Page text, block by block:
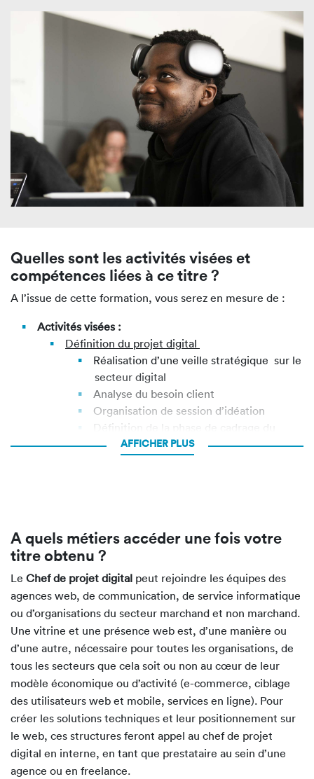
Quelles sont les activités visées et
compétences liées à ce titre ?
A l’issue de cette formation, vous serez en mesure de :
Activités visées :
Définition du projet digital
Réalisation d’une veille stratégique sur le
secteur digital
Analyse du besoin client
Organisation de session d’idéation
Définition de la phase de cadrage du
projet
utilisateurs
Conception d’un parcours transactionnel
Réalisation des maquettes fonctionnelles
Déploiement d’une stratégie marketing digital
Définition de la stratégie de marketing
digital
Pilotage des campagnes publicitaires
digitales
Mesure de la performance du marketing
digital
Pilotage du projet digital
Définition du processus de pilotage du
projet
Supervision et coordination d’une équipe
pluridisciplinaire
AFFICHER PLUS
A quels métiers accéder une fois votre
titre obtenu ?
Le Chef de projet digital peut rejoindre les équipes des
agences web, de communication, de service informatique
ou d’organisations du secteur marchand et non marchand.
Une vitrine et une présence web est, d’une manière ou
d’une autre, nécessaire pour toutes les organisations, de
tous les secteurs que cela soit ou non au cœur de leur
modèle économique ou d’activité (e-commerce, ciblage
des utilisateurs web et mobile, services en ligne). Pour
créer les solutions techniques et leur positionnement sur
le web, ces structures feront appel au chef de projet
digital en interne, en tant que prestataire au sein d’une
agence ou en freelance.